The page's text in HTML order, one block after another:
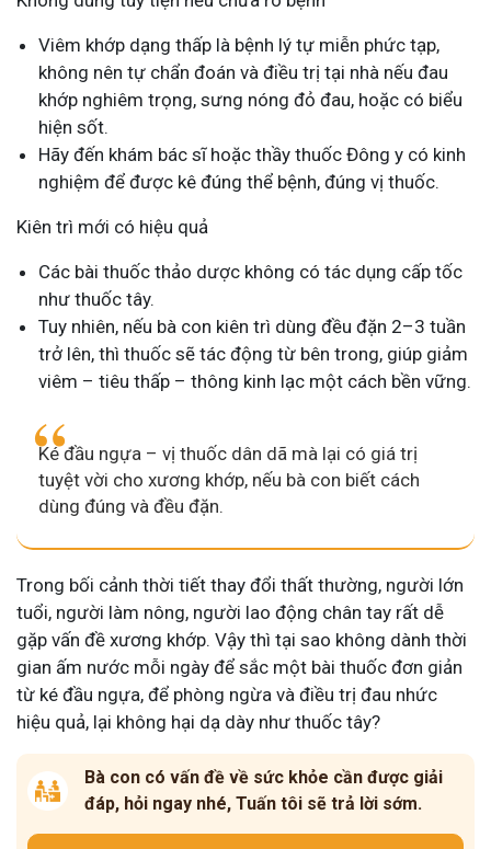
Viêm khớp dạng thấp là bệnh lý tự miễn phức tạp,
không nên tự chẩn đoán và điều trị tại nhà nếu đau
khớp nghiêm trọng, sưng nóng đỏ đau, hoặc có biểu
hiện sốt.
Hãy đến khám bác sĩ hoặc thầy thuốc Đông y có kinh
nghiệm để được kê đúng thể bệnh, đúng vị thuốc.
Kiên trì mới có hiệu quả
Các bài thuốc thảo dược không có tác dụng cấp tốc
như thuốc tây.
Tuy nhiên, nếu bà con kiên trì dùng đều đặn 2–3 tuần
trở lên, thì thuốc sẽ tác động từ bên trong, giúp giảm
viêm – tiêu thấp – thông kinh lạc một cách bền vững.
Ké đầu ngựa – vị thuốc dân dã mà lại có giá trị
tuyệt vời cho xương khớp, nếu bà con biết cách
dùng đúng và đều đặn.
Trong bối cảnh thời tiết thay đổi thất thường, người lớn
tuổi, người làm nông, người lao động chân tay rất dễ
gặp vấn đề xương khớp. Vậy thì tại sao không dành thời
gian ấm nước mỗi ngày để sắc một bài thuốc đơn giản
từ ké đầu ngựa, để phòng ngừa và điều trị đau nhức
hiệu quả, lại không hại dạ dày như thuốc tây?
Bà con có vấn đề về sức khỏe cần được giải
đáp, hỏi ngay nhé, Tuấn tôi sẽ trả lời sớm.